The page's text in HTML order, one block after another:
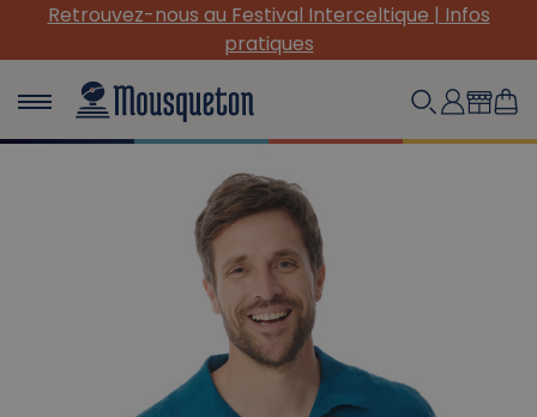
(Re) Découvrez nos INDISPENSABLES en toile !